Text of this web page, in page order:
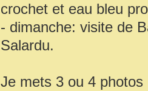
crochet et eau bleu
- dimanche: visite de
Salardu.
Je mets 3 ou 4